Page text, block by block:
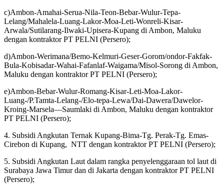
c)Ambon-Amahai-Serua-Nila-Teon-Bebar-Wulur-Tepa-
Lelang/Mahalela-Luang-Lakor-Moa-Leti-Wonreli-Kisar-
Arwala/Sutilarang-Ilwaki-Upisera-Kupang di Ambon, Maluku
dengan kontraktor PT PELNI (Persero);
d)Ambon-Werimana/Bemo-Kelmuri-Geser-Gorom/ondor-Fakfak-
Bula-Kobisadar-Wahai-Fafanlaf-Waigama/Misol-Sorong di Ambon,
Maluku dengan kontraktor PT PELNI (Persero);
e)Ambon-Bebar-Wulur-Romang-Kisar-Leti-Moa-Lakor-
Luang-/P.Tamta-Lelang-/Elo-tepa-Lewa/Dai-Dawera/Dawelor-
Kroing-Marsela—Saumlaki di Ambon, Maluku dengan kontraktor
PT PELNI (Persero);
4. Subsidi Angkutan Ternak Kupang-Bima-Tg. Perak-Tg. Emas-
Cirebon di Kupang, NTT dengan kontraktor PT PELNI (Persero);
5. Subsidi Angkutan Laut dalam rangka penyelenggaraan tol laut di
Surabaya Jawa Timur dan di Jakarta dengan kontraktor PT PELNI
(Persero);